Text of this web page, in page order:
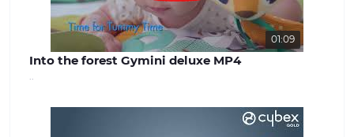
01:09
Into the forest Gymini deluxe MP4